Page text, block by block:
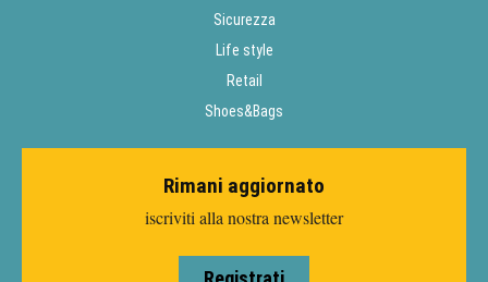
Sicurezza
Life style
Retail
Shoes&Bags
Rimani aggiornato
iscriviti alla nostra newsletter